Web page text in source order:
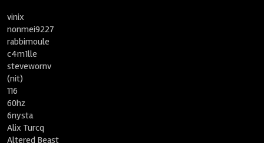
vinix
nonmei9227
rabbimoule
c4m1lle
stevewornv
(nit)
116
60hz
6nysta
Alix Turcq
Altered Beast